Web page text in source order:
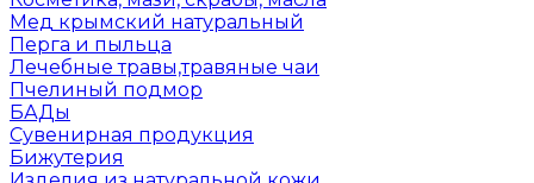
Мед крымский натуральный
Перга и пыльца
Лечебные травы,травяные чаи
Пчелиный подмор
БАДы
Сувенирная продукция
Бижутерия